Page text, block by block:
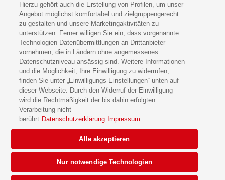
Brigitte Geschenkabo verschenken
GEOlino Geschenkabo verschenken
Stern Crime Geschenkabo verschenken
Welt der Wunder Geschenkabo verschenken
GEO Geschenkabo verschenken
Datenschutz & Cookies
Einwilligungs-Einstellungen
Barrierefreiheit
Hierzu gehört auch die Erstellung von Profilen, um unser
Angebot möglichst komfortabel und zielgruppengerecht
zu gestalten und unsere Marketingaktivitäten zu
unterstützen. Ferner willigen Sie ein, dass vorgenannte
Technologien Datenübermittlungen an Drittanbieter
vornehmen, die in Ländern ohne angemessenes
Datenschutzniveau ansässig sind. Weitere Informationen
und die Möglichkeit, Ihre Einwilligung zu widerrufen,
finden Sie unter „Einwilligungs-Einstellungen“ unten auf
dieser Webseite. Durch den Widerruf der Einwilligung
wird die Rechtmäßigkeit der bis dahin erfolgten
Verarbeitung nicht
berührt Datenschutzerklärung Impressum
Nur notwendige Technologien
Alle akzeptieren